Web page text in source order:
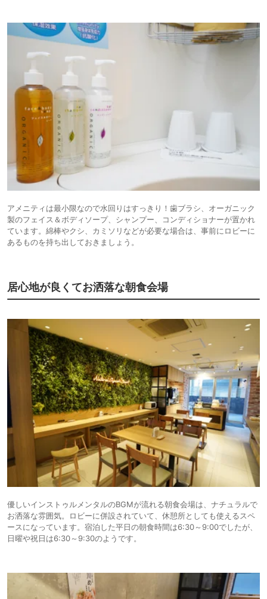
アメニティは最小限なので水回りはすっきり！歯ブラシ、オーガニック
製のフェイス＆ボディソープ、シャンプー、コンディショナーが置かれ
ています。綿棒やクシ、カミソリなどが必要な場合は、事前にロビーに
あるものを持ち出しておきましょう。
居心地が良くてお洒落な朝食会場
優しいインストゥルメンタルのBGMが流れる朝食会場は、ナチュラルで
お洒落な雰囲気。ロビーに併設されていて、休憩所としても使えるスペ
ースになっています。宿泊した平日の朝食時間は6:30～9:00でしたが、
日曜や祝日は6:30～9:30のようです。